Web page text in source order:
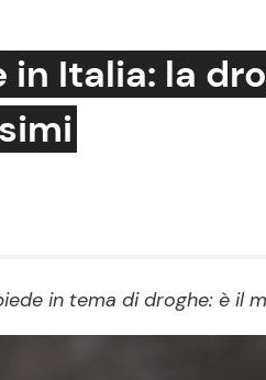
Italia: la
in tema di droghe: è il